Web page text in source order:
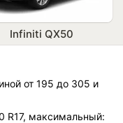
Infiniti QX50
от 195 до 305 и
R17, максимальный: